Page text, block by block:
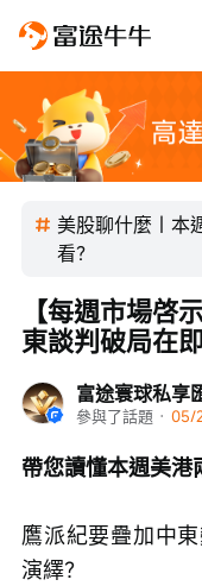
美股聊什麼｜本
看？
富途寰球私享
參與了話題 · 05/
【每週市場啓
東談判破局在即
帶您讀懂本週美港
鷹派紀要疊加中
演繹？